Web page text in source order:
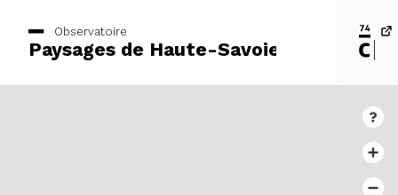
Paysages de Haute-Savoie
Observatoire